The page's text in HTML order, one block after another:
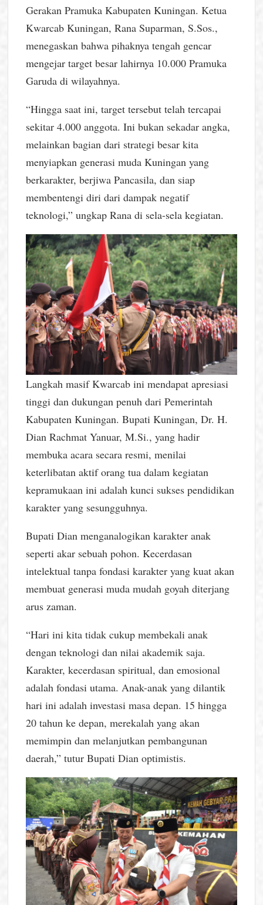
Gerakan Pramuka Kabupaten Kuningan. Ketua
Kwarcab Kuningan, Rana Suparman, S.Sos.,
menegaskan bahwa pihaknya tengah gencar
mengejar target besar lahirnya 10.000 Pramuka
Garuda di wilayahnya.
“Hingga saat ini, target tersebut telah tercapai
sekitar 4.000 anggota. Ini bukan sekadar angka,
melainkan bagian dari strategi besar kita
menyiapkan generasi muda Kuningan yang
berkarakter, berjiwa Pancasila, dan siap
membentengi diri dari dampak negatif
teknologi,” ungkap Rana di sela-sela kegiatan.
Langkah masif Kwarcab ini mendapat apresiasi
tinggi dan dukungan penuh dari Pemerintah
Kabupaten Kuningan. Bupati Kuningan, Dr. H.
Dian Rachmat Yanuar, M.Si., yang hadir
membuka acara secara resmi, menilai
keterlibatan aktif orang tua dalam kegiatan
kepramukaan ini adalah kunci sukses pendidikan
karakter yang sesungguhnya.
Bupati Dian menganalogikan karakter anak
seperti akar sebuah pohon. Kecerdasan
intelektual tanpa fondasi karakter yang kuat akan
membuat generasi muda mudah goyah diterjang
arus zaman.
“Hari ini kita tidak cukup membekali anak
dengan teknologi dan nilai akademik saja.
Karakter, kecerdasan spiritual, dan emosional
adalah fondasi utama. Anak-anak yang dilantik
hari ini adalah investasi masa depan. 15 hingga
20 tahun ke depan, merekalah yang akan
memimpin dan melanjutkan pembangunan
daerah,” tutur Bupati Dian optimistis.